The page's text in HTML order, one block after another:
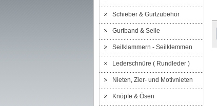
Schieber & Gurtzubehör
Gurtband & Seile
Seilklammern - Seilklemmen
Lederschnüre ( Rundleder )
Nieten, Zier- und Motivnieten
Knöpfe & Ösen